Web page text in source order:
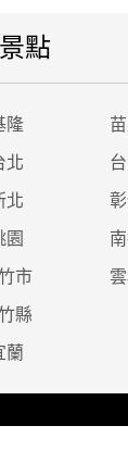
點
隆
北
北
園
市
縣
蘭